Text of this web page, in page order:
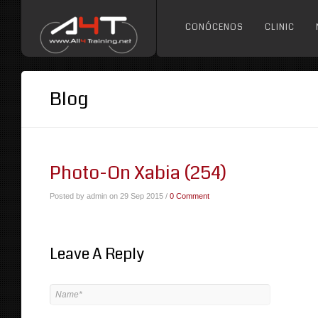
CONÓCENOS CLINIC
Blog
Photo-On Xabia (254)
Posted by admin on 29 Sep 2015 / 0 Comment
Leave A Reply